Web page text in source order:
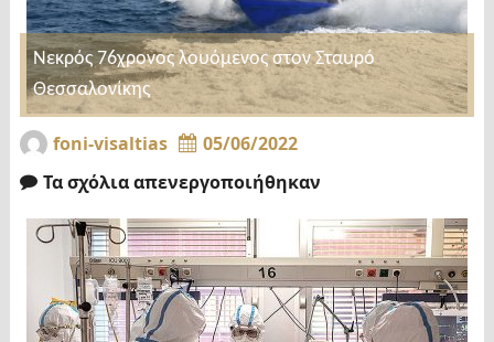
Νεκρός 76χρονος λουόμενος στον Σταυρό
Θεσσαλονίκης
foni-visaltias
05/06/2022
Τα σχόλια απενεργοποιήθηκαν